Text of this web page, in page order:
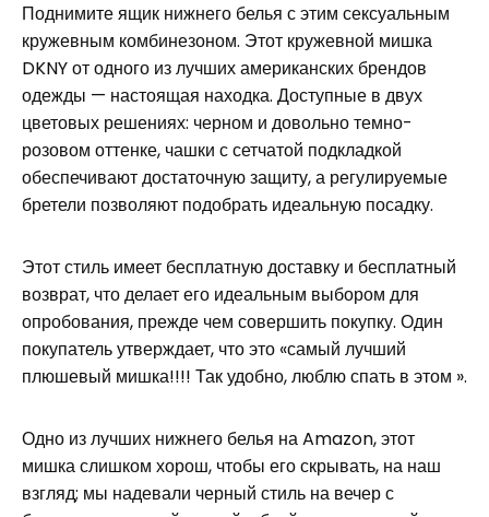
Поднимите ящик нижнего белья с этим сексуальным
кружевным комбинезоном. Этот кружевной мишка
DKNY от одного из лучших американских брендов
одежды — настоящая находка. Доступные в двух
цветовых решениях: черном и довольно темно-
розовом оттенке, чашки с сетчатой ​​подкладкой
обеспечивают достаточную защиту, а регулируемые
бретели позволяют подобрать идеальную посадку.
Этот стиль имеет бесплатную доставку и бесплатный
возврат, что делает его идеальным выбором для
опробования, прежде чем совершить покупку. Один
покупатель утверждает, что это «самый лучший
плюшевый мишка!!!! Так удобно, люблю спать в этом ».
Одно из лучших нижнего белья на Amazon, этот
мишка слишком хорош, чтобы его скрывать, на наш
взгляд; мы надевали черный стиль на вечер с